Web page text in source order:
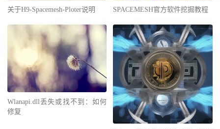
关于H9-Spacemesh-Ploter说明 SPACEMESH官方软件挖掘教程
Wlanapi.dll丢失或找不到：如何
修复